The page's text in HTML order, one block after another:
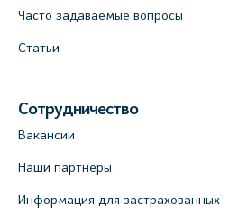
Часто задаваемые вопросы
Статьи
Сотрудничество
Вакансии
Наши партнеры
Информация для застрахованных